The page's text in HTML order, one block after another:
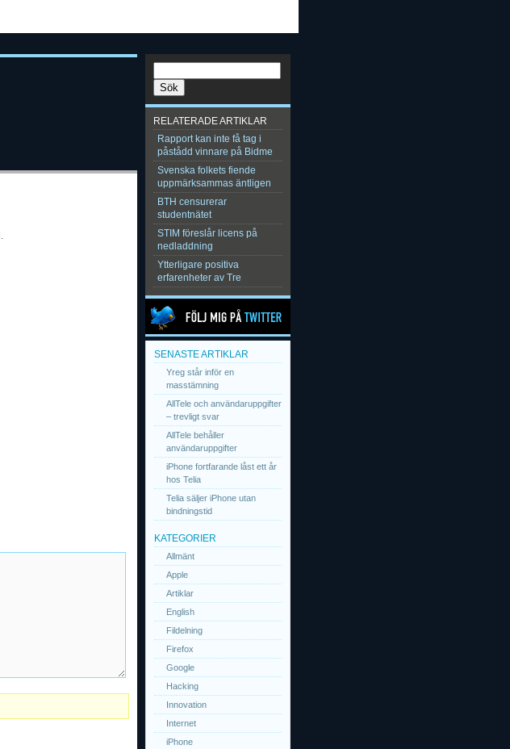
.
RELATERADE ARTIKLAR
Rapport kan inte få tag i
påstådd vinnare på Bidme
Svenska folkets fiende
uppmärksammas äntligen
BTH censurerar
studentnätet
STIM föreslår licens på
nedladdning
Ytterligare positiva
erfarenheter av Tre
SENASTE ARTIKLAR
Yreg står inför en
masstämning
AllTele och användaruppgifter
– trevligt svar
AllTele behåller
användaruppgifter
iPhone fortfarande låst ett år
hos Telia
Telia säljer iPhone utan
bindningstid
KATEGORIER
Allmänt
Apple
Artiklar
English
Fildelning
Firefox
Google
Hacking
Innovation
Internet
iPhone